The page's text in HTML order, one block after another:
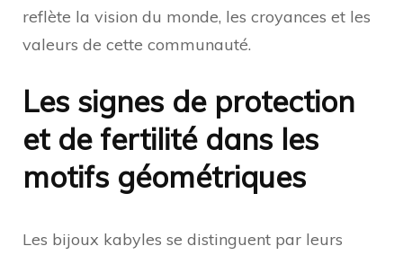
reflète la vision du monde, les croyances et les
valeurs de cette communauté.
Les signes de protection
et de fertilité dans les
motifs géométriques
Les bijoux kabyles se distinguent par leurs